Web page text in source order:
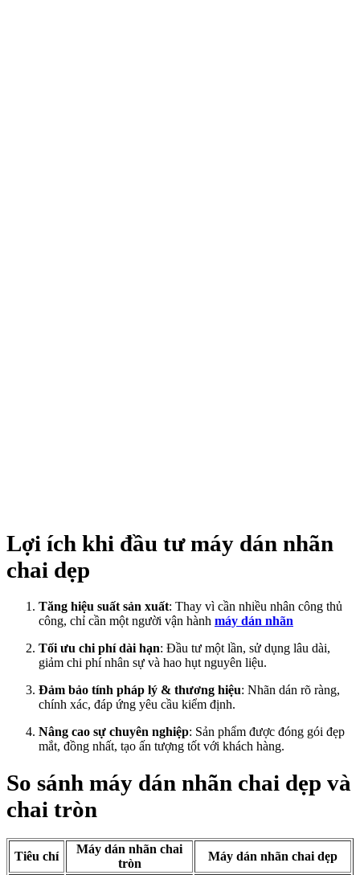
Lợi ích khi đầu tư máy dán nhãn
chai dẹp
Tăng hiệu suất sản xuất: Thay vì cần nhiều nhân công thủ
công, chỉ cần một người vận hành máy dán nhãn
Tối ưu chi phí dài hạn: Đầu tư một lần, sử dụng lâu dài,
giảm chi phí nhân sự và hao hụt nguyên liệu.
Đảm bảo tính pháp lý & thương hiệu: Nhãn dán rõ ràng,
chính xác, đáp ứng yêu cầu kiểm định.
Nâng cao sự chuyên nghiệp: Sản phẩm được đóng gói đẹp
mắt, đồng nhất, tạo ấn tượng tốt với khách hàng.
So sánh máy dán nhãn chai dẹp và
chai tròn
Tiêu chí
Máy dán nhãn chai
tròn
Máy dán nhãn chaidẹp